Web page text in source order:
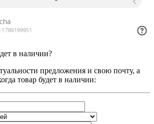
в наличии?
предложения и свою почту, а
товар будет в наличии: